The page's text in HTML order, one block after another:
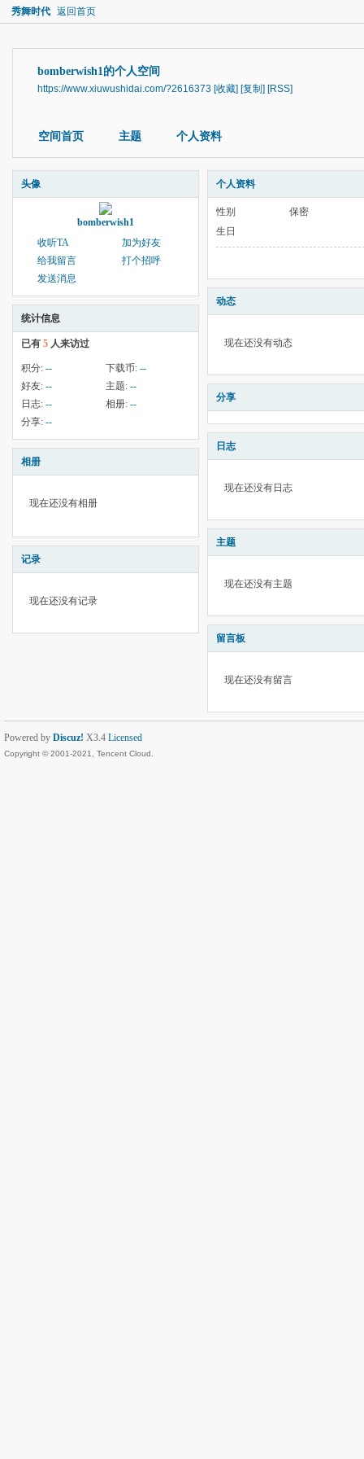
秀舞时代 返回首页
bomberwish1的个人空间
https://www.xiuwushidai.com/?2616373 [收藏] [复制] [RSS]
空间首页 主题 个人资料
头像
bomberwish1
收听TA
加为好友
给我留言
打个招呼
发送消息
统计信息
已有 5 人来访过
积分: -- 下载币: --
好友: -- 主题: --
日志: -- 相册: --
分享: --
相册
现在还没有相册
记录
现在还没有记录
个人资料
性别
保密
生日
动态
现在还没有动态
分享
日志
现在还没有日志
主题
现在还没有主题
留言板
现在还没有留言
Powered by Discuz! X3.4 Licensed
Copyright © 2001-2021, Tencent Cloud.